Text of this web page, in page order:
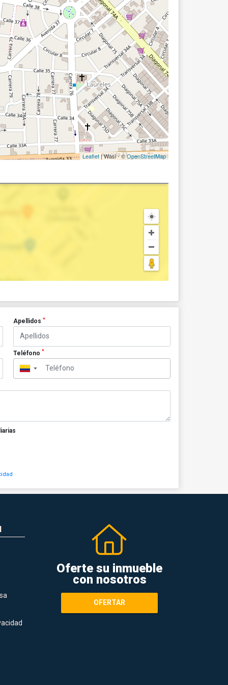
Leaflet | Wasi - ©OpenStreetMap
Apellidos *
Teléfono *
▼
Oferte su inmueble
con nosotros
OFERTAR